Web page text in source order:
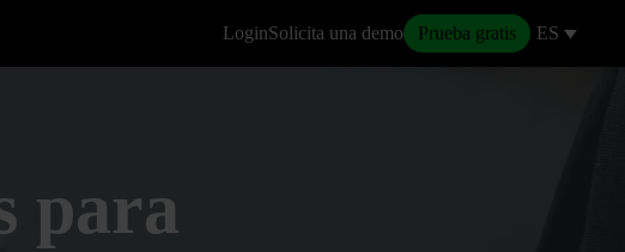
LoginSolicita una demo Prueba gratis ES
para